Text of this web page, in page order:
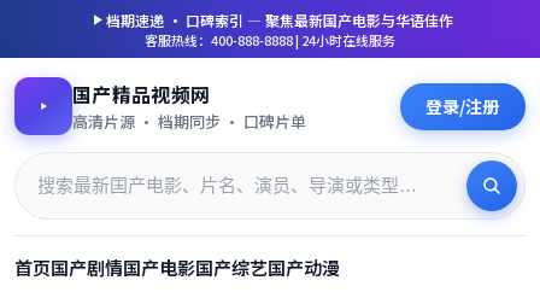
档期速递 · 口碑索引 — 聚焦最新国产电影与华语佳作
客服热线：400-888-8888 | 24小时在线服务
国产精品视频网
高清片源 · 档期同步 · 口碑片单
登录/注册
首页国产剧情国产电影国产综艺国产动漫